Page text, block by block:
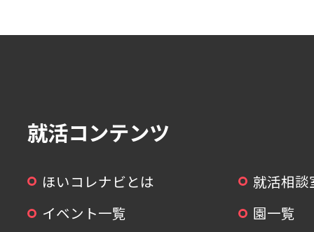
就活コンテンツ
ほいコレナビとは
就活相談
イベント一覧
園一覧